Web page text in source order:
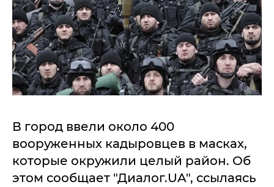
В город ввели около 400
вооруженных кадыровцев в масках,
которые окружили целый район. Об
этом сообщает "Диалог.UA", ссылаясь